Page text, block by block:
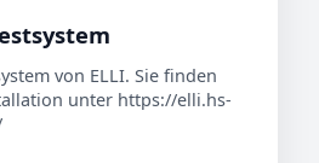
von ELLI. Sie finden
unter https://elli.hs-